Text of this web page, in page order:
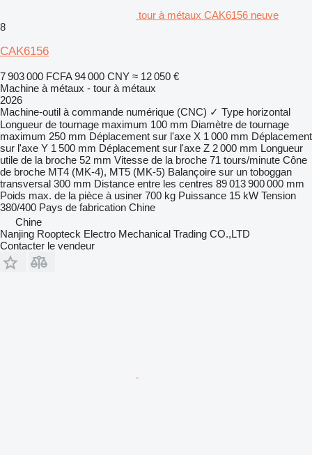
tour à métaux CAK6156 neuve
8
CAK6156
7 903 000 FCFA 94 000 CNY ≈ 12 050 €
Machine à métaux - tour à métaux
2026
Machine-outil à commande numérique (CNC) ✓ Type horizontal
Longueur de tournage maximum 100 mm Diamètre de tournage
maximum 250 mm Déplacement sur l'axe X 1 000 mm Déplacement
sur l'axe Y 1 500 mm Déplacement sur l'axe Z 2 000 mm Longueur
utile de la broche 52 mm Vitesse de la broche 71 tours/minute Cône
de broche MT4 (MK-4), MT5 (MK-5) Balançoire sur un toboggan
transversal 300 mm Distance entre les centres 89 013 900 000 mm
Poids max. de la pièce à usiner 700 kg Puissance 15 kW Tension
380/400 Pays de fabrication Chine
Chine
Nanjing Roopteck Electro Mechanical Trading CO.,LTD
Contacter le vendeur